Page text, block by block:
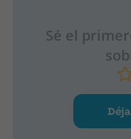
Sé el